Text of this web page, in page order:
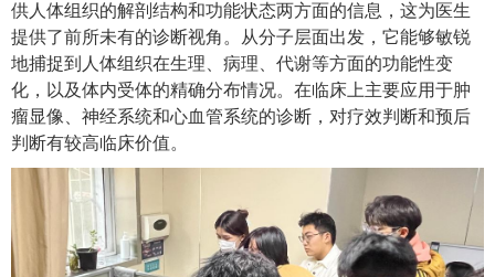
供人体组织的解剖结构和功能状态两方面的信息，这为医生
提供了前所未有的诊断视角。从分子层面出发，它能够敏锐
地捕捉到人体组织在生理、病理、代谢等方面的功能性变
化，以及体内受体的精确分布情况。在临床上主要应用于肿
瘤显像、神经系统和心血管系统的诊断，对疗效判断和预后
判断有较高临床价值。